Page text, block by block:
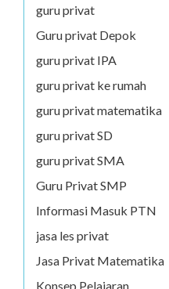
guru privat
Guru privat Depok
guru privat IPA
guru privat ke rumah
guru privat matematika
guru privat SD
guru privat SMA
Guru Privat SMP
Informasi Masuk PTN
jasa les privat
Jasa Privat Matematika
Konsep Pelajaran